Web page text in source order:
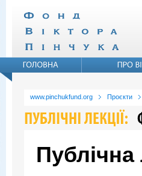
www.pinchukfund.org Проєкти